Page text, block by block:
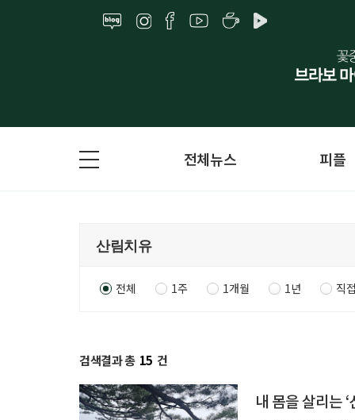
전체뉴스 피플
전체 1주 1개월 1년 직
검색결과 총 15 건
내 몸을 살리는